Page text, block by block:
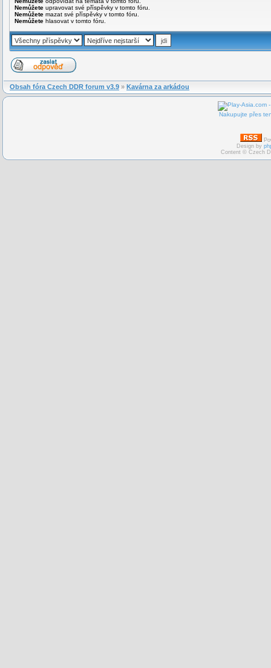
Nemůžete upravovat své příspěvky v tomto fóru.
Nemůžete mazat své příspěvky v tomto fóru.
Nemůžete hlasovat v tomto fóru.
Obsah fóra Czech DDR forum v3.9 » Kavárna za arkádou
Nakupujte přes
Design by
Content © Czech